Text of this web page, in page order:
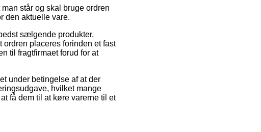
står og skal bruge ordren
den aktuelle vare.
sælgende produkter,
placeres forinden et fast
til fragtfirmaet forud for at
under betingelse af at der
hvilket mange
få dem til at køre varerne til et